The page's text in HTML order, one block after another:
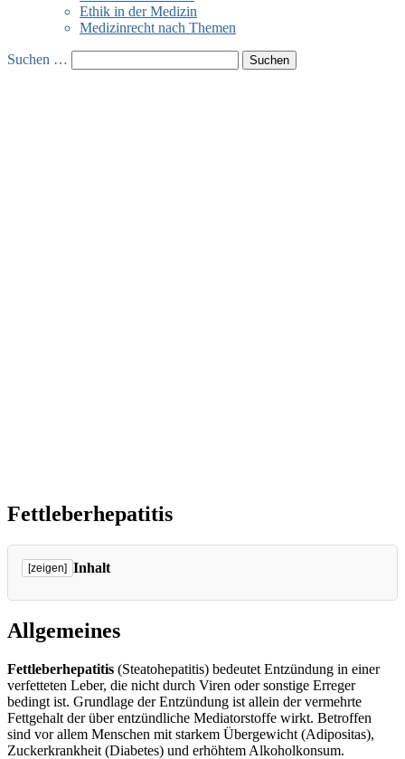
Ethik in der Medizin
Medizinrecht nach Themen
Suchen …
Fettleberhepatitis
[zeigen] Inhalt
Allgemeines
Fettleberhepatitis (Steatohepatitis) bedeutet Entzündung in einer
verfetteten Leber, die nicht durch Viren oder sonstige Erreger
bedingt ist. Grundlage der Entzündung ist allein der vermehrte
Fettgehalt der über entzündliche Mediatorstoffe wirkt. Betroffen
sind vor allem Menschen mit starkem Übergewicht (Adipositas),
Zuckerkrankheit (Diabetes) und erhöhtem Alkoholkonsum.